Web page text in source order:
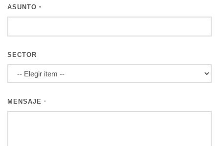
ASUNTO *
SECTOR
MENSAJE *